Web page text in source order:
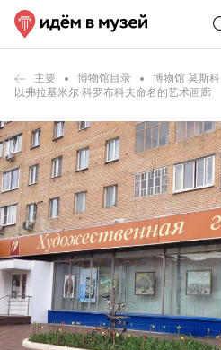
主要 博物馆目录
博物馆 莫斯科
以弗拉基米尔·科罗布科夫命名的艺术画廊